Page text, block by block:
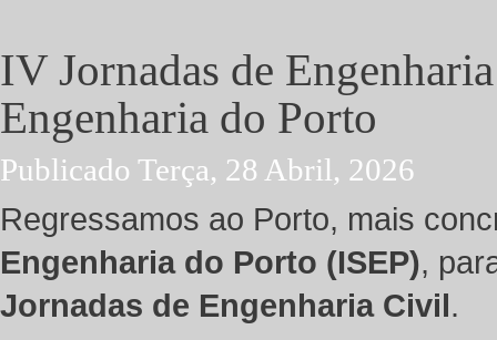
IV Jornadas de
Engenharia do Porto
Publicado Terça, 28 Abril, 2026
Regressamos ao Porto, mais
Engenharia do Porto (ISEP),
Jornadas de Engenharia Civil.